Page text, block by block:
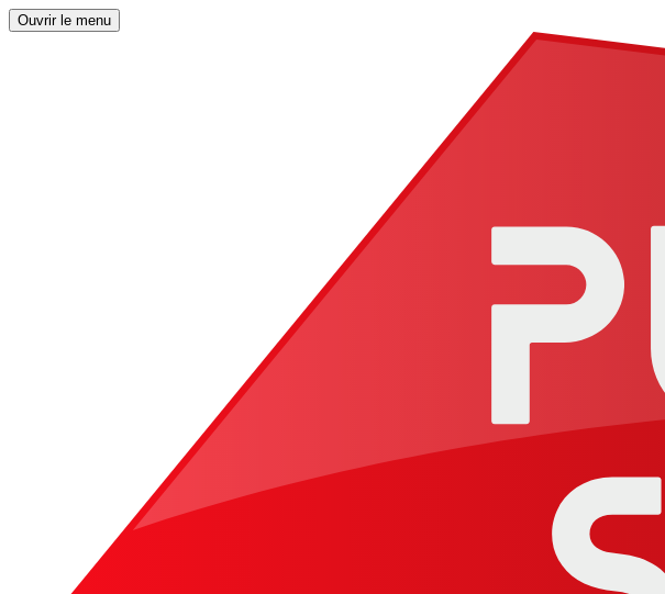
Ouvrir le menu